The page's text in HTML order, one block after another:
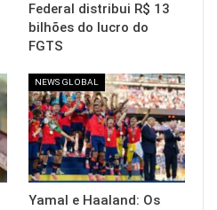
Federal distribui R$ 13
bilhões do lucro do
FGTS
NEWS GLOBAL
Yamal e Haaland: Os